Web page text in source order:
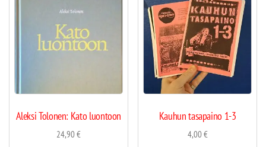
Aleksi Tolonen: Kato luontoon
24,90€
Kauhun tasapaino 1-3
4,00€